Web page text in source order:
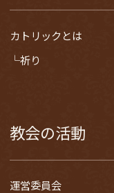
カトリックとは
祈り
教会の活動
運営委員会